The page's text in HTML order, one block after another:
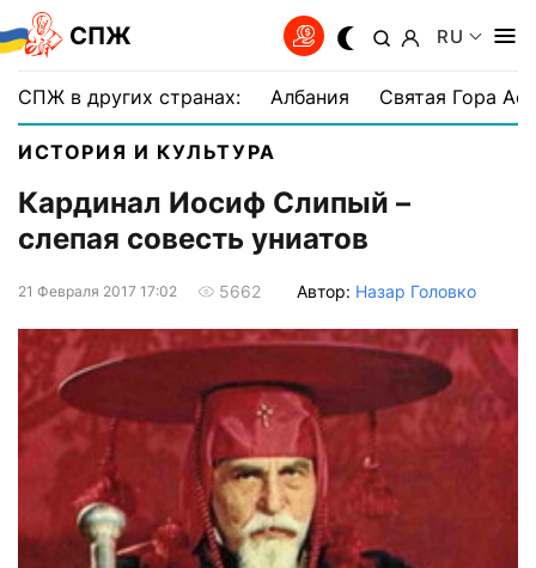
СПЖ RU
СПЖ в других странах: Албания Святая Гора
ИСТОРИЯ И КУЛЬТУРА
Кардинал Иосиф Слипый –
слепая совесть униатов
21 Февраля 2017 17:02 5662 Автор: Назар Головко